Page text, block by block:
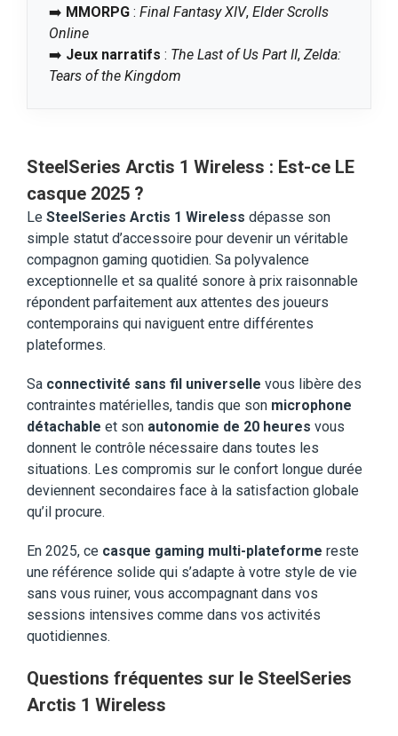
➡️ MMORPG : Final Fantasy XIV, Elder Scrolls
Online
➡️ Jeux narratifs : The Last of Us Part II, Zelda:
Tears of the Kingdom
SteelSeries Arctis 1 Wireless : Est-ce LE
casque 2025 ?
Le SteelSeries Arctis 1 Wireless dépasse son
simple statut d’accessoire pour devenir un véritable
compagnon gaming quotidien. Sa polyvalence
exceptionnelle et sa qualité sonore à prix raisonnable
répondent parfaitement aux attentes des joueurs
contemporains qui naviguent entre différentes
plateformes.
Sa connectivité sans fil universelle vous libère des
contraintes matérielles, tandis que son microphone
détachable et son autonomie de 20 heures vous
donnent le contrôle nécessaire dans toutes les
situations. Les compromis sur le confort longue durée
deviennent secondaires face à la satisfaction globale
qu’il procure.
En 2025, ce casque gaming multi-plateforme reste
une référence solide qui s’adapte à votre style de vie
sans vous ruiner, vous accompagnant dans vos
sessions intensives comme dans vos activités
quotidiennes.
Questions fréquentes sur le SteelSeries
Arctis 1 Wireless